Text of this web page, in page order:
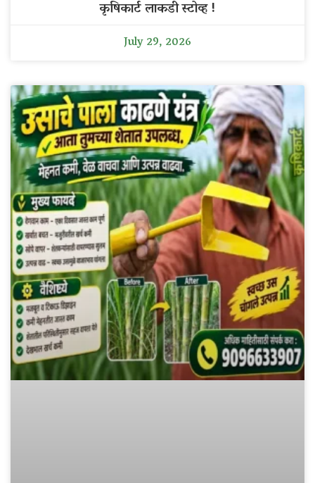
कृषिकार्ट लाकडी स्टोव्ह !
July 29, 2026